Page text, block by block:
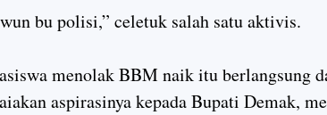
bu polisi,” celetuk salah satu aktivis.
menolak BBM naik itu berlangsung
aspirasinya kepada Bupati Demak,